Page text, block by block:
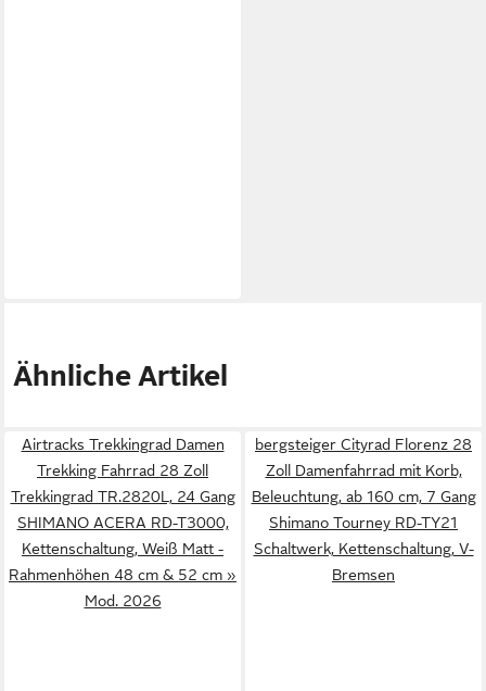
Ähnliche Artikel
Airtracks Trekkingrad Damen
Trekking Fahrrad 28 Zoll
Trekkingrad TR.2820L, 24 Gang
SHIMANO ACERA RD-T3000,
Kettenschaltung, Weiß Matt -
Rahmenhöhen 48 cm & 52 cm »
Mod. 2026
bergsteiger Cityrad Florenz 28
Zoll Damenfahrrad mit Korb,
Beleuchtung, ab 160 cm, 7 Gang
Shimano Tourney RD-TY21
Schaltwerk, Kettenschaltung, V-
Bremsen